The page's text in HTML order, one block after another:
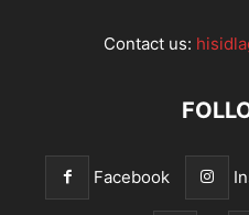
Contact us:
Facebook